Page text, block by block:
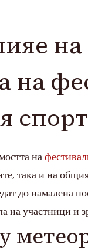
на
на
на
така и на
до намалена
на участници и